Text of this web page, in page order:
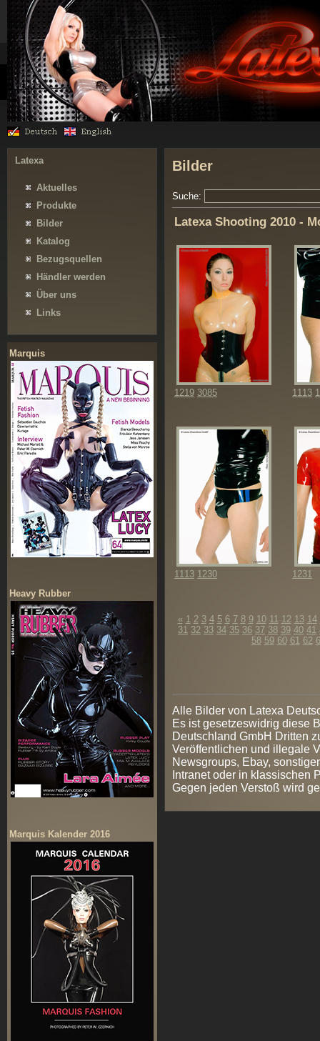
Latexa
Aktuelles
Produkte
Bilder
Katalog
Bezugsquellen
Händler werden
Über uns
Links
Marquis
Heavy Rubber
Marquis Kalender 2016
Bilder
Suche:
Latexa Shooting 2010 -
1219 3085 1113
1113 1230 1231
« 1 2 3 4 5 6 7 8 9 10 11 12 13 14
31 32 33 34 35 36 37 38 39 40 41
58 59 60 61 62
Alle Bilder von Latexa
Es ist gesetzeswidrig diese
Deutschland GmbH Dritten
Veröffentlichen und illegale
Newsgroups, Ebay,
Intranet oder in klassischen
Gegen jeden Verstoß wird